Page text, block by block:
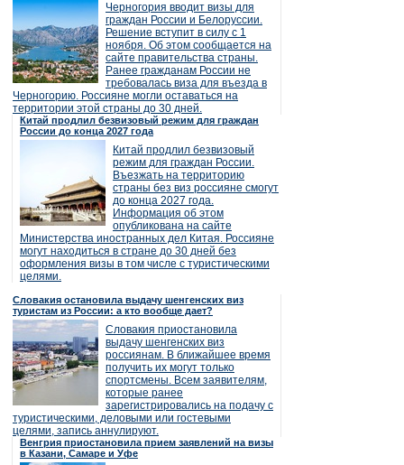
Черногория вводит визы для
граждан России и Белоруссии.
Решение вступит в силу с 1
ноября. Об этом сообщается на
сайте правительства страны.
Ранее гражданам России не
требовалась виза для въезда в
Черногорию. Россияне могли оставаться на
территории этой страны до 30 дней.
Китай продлил безвизовый режим для граждан
России до конца 2027 года
Китай продлил безвизовый
режим для граждан России.
Въезжать на территорию
страны без виз россияне смогут
до конца 2027 года.
Информация об этом
опубликована на сайте
Министерства иностранных дел Китая. Россияне
могут находиться в стране до 30 дней без
оформления визы в том числе с туристическими
целями.
Словакия остановила выдачу шенгенских виз
туристам из России: а кто вообще дает?
Словакия приостановила
выдачу шенгенских виз
россиянам. В ближайшее время
получить их могут только
спортсмены. Всем заявителям,
которые ранее
зарегистрировались на подачу с
туристическими, деловыми или гостевыми
целями, запись аннулируют.
Венгрия приостановила прием заявлений на визы
в Казани, Самаре и Уфе